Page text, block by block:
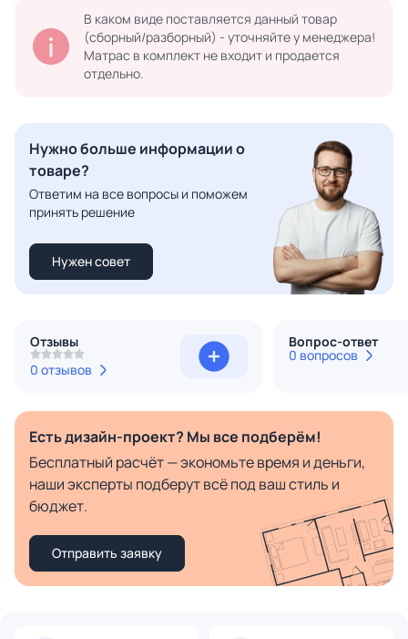
В каком виде поставляется данный товар
(сборный/разборный) - уточняйте у менеджера!
Матрас в комплект не входит и продается
отдельно.
Нужно больше информации о
товаре?
Ответим на все вопросы и поможем
принять решение
Нужен совет
Отзывы
0 отзывов
Вопрос-ответ
0 вопросов
Есть дизайн-проект? Мы все подберём!
Бесплатный расчёт — экономьте время и деньги,
наши эксперты подберут всё под ваш стиль и
бюджет.
Отправить заявку